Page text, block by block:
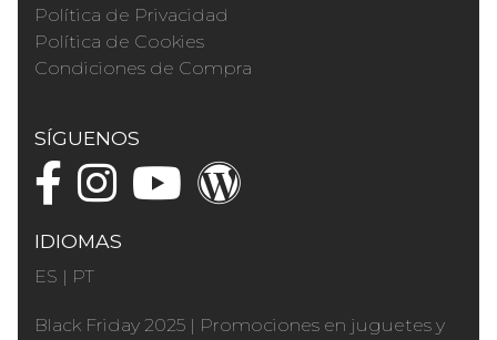
Política de Privacidad
Política de Cookies
Condiciones de Compra
SÍGUENOS
IDIOMAS
ES | PT
Black Friday 2025 | Promociones en juguetes y